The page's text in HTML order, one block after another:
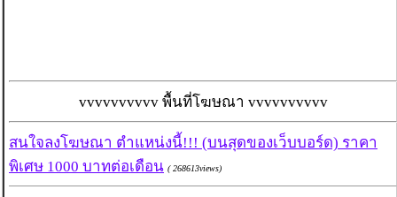
vvvvvvvvvv พื้นที่โฆษณา vvvvvvvvvv
สนใจลงโฆษณา ตำแหน่งนี้!!! (บนสุดของเว็บบอร์ด) ราคา
พิเศษ 1000 บาทต่อเดือน ( 268613views)